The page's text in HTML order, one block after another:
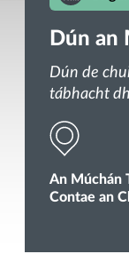
Dún an
Dún de
tábhacht
An Múchán
Contae an